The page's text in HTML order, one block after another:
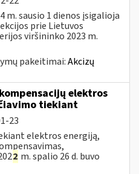
m. sausio 1 dienos įsigalioja
prie Lietuvos
viršininko 2023 m.
pakeitimai:Akcizų
elektros
tiekiant
23
elektros energiją,
2 m. spalio 26 d. buvo